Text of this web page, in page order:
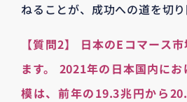
ねることが、成功への道を切り
【質問2】 日本のEコマース
ます。 2021年の日本国内に
模は、前年の19.3兆円から